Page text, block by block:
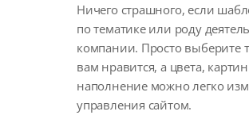
Ничего страшного, если
по тематике или роду
компании. Просто выберите
вам нравится, а цвета,
наполнение можно легко
управления сайтом.